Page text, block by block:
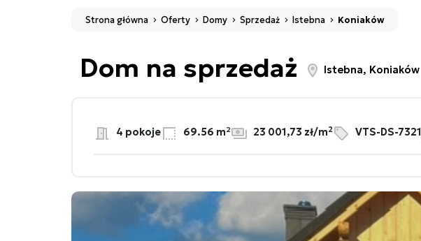
Strona główna Oferty Domy Sprzedaż Istebna Koniaków
Dom na sprzedaż Istebna, Koniaków
4 pokoje 69.56 m² 23 001,73 zł/m2 VTS-DS-7321